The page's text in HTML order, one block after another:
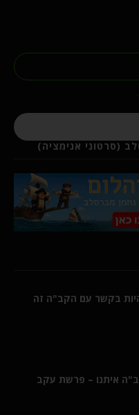
(סרטוני אנימציה)
בקשר עם הקב"ה זה
איתנו – פרשת עקב